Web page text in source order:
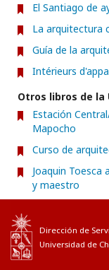
El Santiago de
La arquitectura
Guía de la
Intérieurs
Otros libros de la
Estación
Mapocho
Curso de
Joaquin Toesca
y maestro
Dirección de
Universidad de